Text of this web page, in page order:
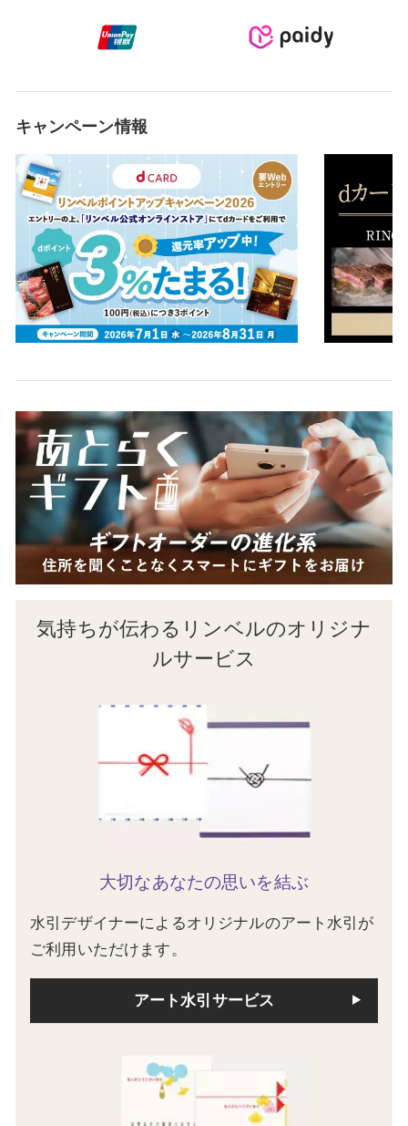
キャンペーン情報
気持ちが伝わるリンベルのオリジナ
ルサービス
大切なあなたの思いを結ぶ
水引デザイナーによるオリジナルのアート水引が
ご利用いただけます。
アート水引サービス